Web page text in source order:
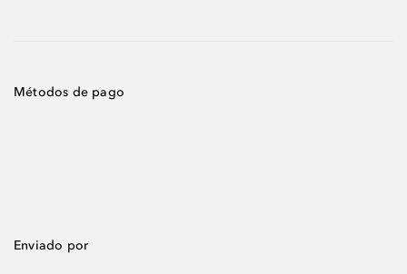
Métodos de pago
Enviado por